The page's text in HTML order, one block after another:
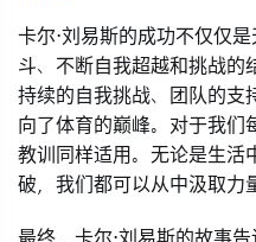
卡尔·刘易斯的成功不仅仅
斗、不断自我超越和挑战的
持续的自我挑战、团队的支
向了体育的巅峰。对于我们
教训同样适用。无论是生活
破，我们都可以从中汲取力
最终，卡尔·刘易斯的故事